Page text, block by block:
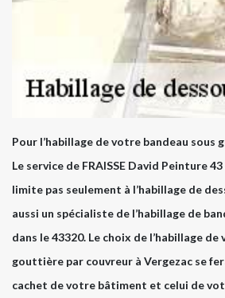
Pour l’habillage de votre bandeau sous
Le service de FRAISSE David Peinture
limite pas seulement à l’habillage de
aussi un spécialiste de l’habillage de
dans le 43320. Le choix de l’habillage
gouttière par couvreur à Vergezac se
cachet de votre bâtiment et celui de